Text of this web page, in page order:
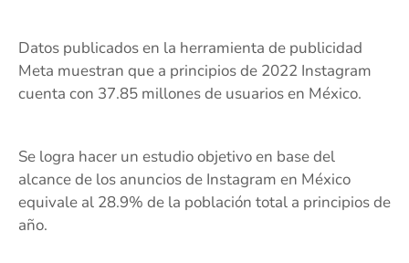
Datos publicados en la herramienta de publicidad
Meta muestran que a principios de 2022 Instagram
cuenta con 37.85 millones de usuarios en México.
Se logra hacer un estudio objetivo en base del
alcance de los anuncios de Instagram en México
equivale al 28.9% de la población total a principios de
año.